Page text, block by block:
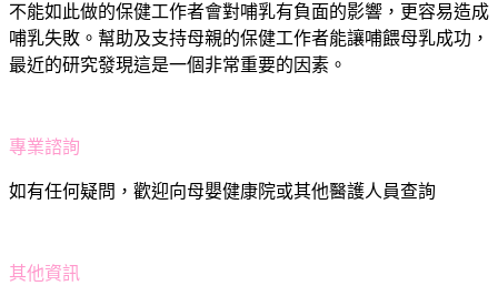
不能如此做的保健工作者會對哺乳有負面的影響，更容易造成
哺乳失敗。幫助及支持母親的保健工作者能讓哺餵母乳成功，
最近的研究發現這是一個非常重要的因素。
專業諮詢
如有任何疑問，歡迎向母嬰健康院或其他醫護人員查詢
其他資訊